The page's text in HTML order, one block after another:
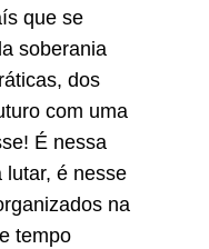
que se
soberania
dos
com uma
É nessa
lutar, é nesse
na
tempo